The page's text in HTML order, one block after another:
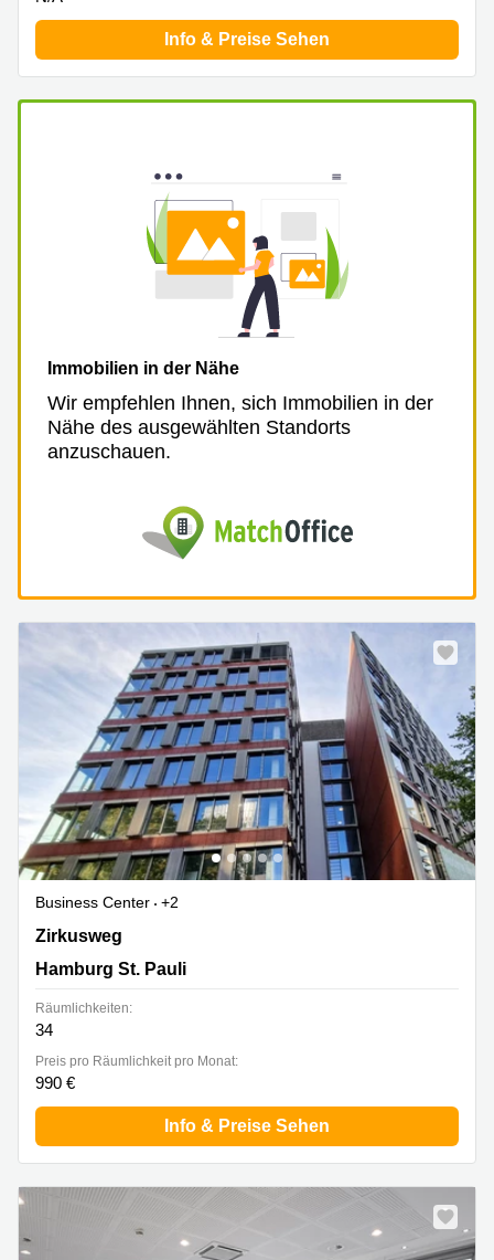
Info & Preise Sehen
Immobilien in der Nähe
Wir empfehlen Ihnen, sich Immobilien in der
Nähe des ausgewählten Standorts
anzuschauen.
Business Center
+2
Zirkusweg 1, Hamburg St. Pauli
Zirkusweg
Hamburg St. Pauli
Räumlichkeiten:
34
Preis pro Räumlichkeit pro Monat:
990 €
Info & Preise Sehen